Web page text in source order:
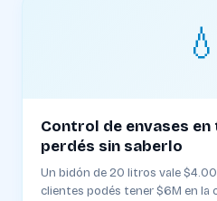
💧
Control de envases
perdés sin saberlo
Un bidón de 20 litros vale
clientes podés tener $6M en la